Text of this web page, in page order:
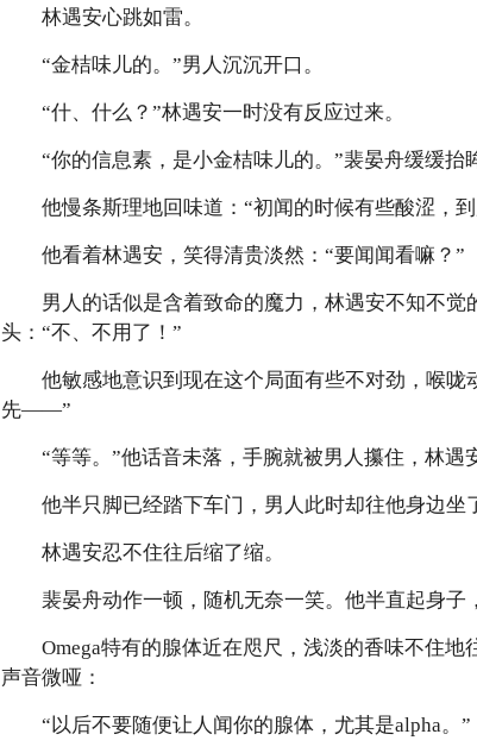
林遇安心跳如雷。
“金桔味儿的。”男人沉沉开口。
“什、什么？”林遇安一时没有反应过来。
“你的信息素，是小金桔味儿的。”裴晏舟缓缓抬
他慢条斯理地回味道：“初闻的时候有些酸涩，
他看着林遇安，笑得清贵淡然：“要闻闻看嘛？”
男人的话似是含着致命的魔力，林遇安不知不觉
头：“不、不用了！”
他敏感地意识到现在这个局面有些不对劲，喉咙
先——”
“等等。”他话音未落，手腕就被男人攥住，林遇
他半只脚已经踏下车门，男人此时却往他身边
林遇安忍不住往后缩了缩。
裴晏舟动作一顿，随机无奈一笑。他半直起身子
Omega特有的腺体近在咫尺，浅淡的香味不住地
声音微哑：
“以后不要随便让人闻你的腺体，尤其是alpha。”